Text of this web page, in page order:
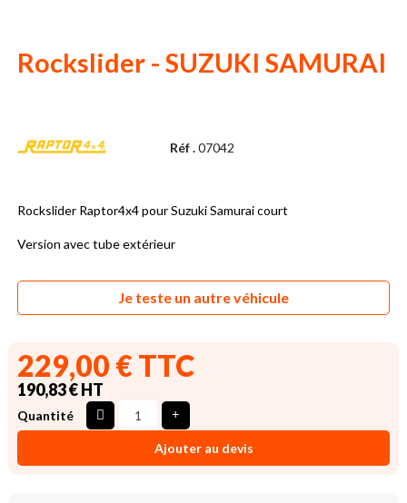
Rockslider - SUZUKI SAMURAI
Réf .07042
Rockslider Raptor4x4 pour Suzuki Samurai court
Version avec tube extérieur
Je teste un autre véhicule
229,00 € TTC
190,83 € HT
Quantité
Ajouter au devis